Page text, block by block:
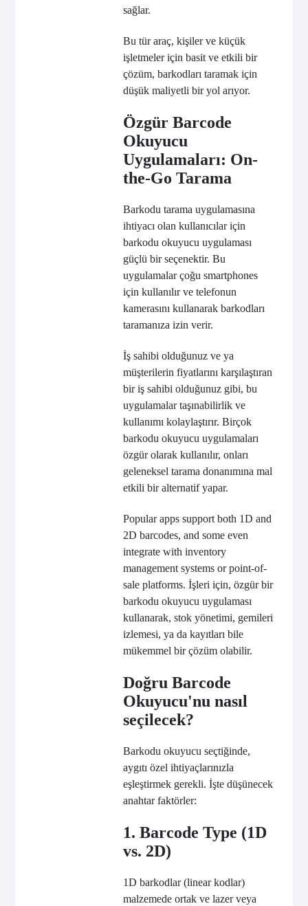
sağlar.
Bu tür araç, kişiler ve küçük
işletmeler için basit ve etkili bir
çözüm, barkodları taramak için
düşük maliyetli bir yol arıyor.
Özgür Barcode
Okuyucu
Uygulamaları: On-
the-Go Tarama
Barkodu tarama uygulamasına
ihtiyacı olan kullanıcılar için
barkodu okuyucu uygulaması
güçlü bir seçenektir. Bu
uygulamalar çoğu smartphones
için kullanılır ve telefonun
kamerasını kullanarak barkodları
taramanıza izin verir.
İş sahibi olduğunuz ve ya
müşterilerin fiyatlarını karşılaştıran
bir iş sahibi olduğunuz gibi, bu
uygulamalar taşınabilirlik ve
kullanımı kolaylaştırır. Birçok
barkodu okuyucu uygulamaları
özgür olarak kullanılır, onları
geleneksel tarama donanımına mal
etkili bir alternatif yapar.
Popular apps support both 1D and
2D barcodes, and some even
integrate with inventory
management systems or point-of-
sale platforms. İşleri için, özgür bir
barkodu okuyucu uygulaması
kullanarak, stok yönetimi, gemileri
izlemesi, ya da kayıtları bile
mükemmel bir çözüm olabilir.
Doğru Barcode
Okuyucu'nu nasıl
seçilecek?
Barkodu okuyucu seçtiğinde,
aygıtı özel ihtiyaçlarınızla
eşleştirmek gerekli. İşte düşünecek
anahtar faktörler:
1. Barcode Type (1D
vs. 2D)
1D barkodlar (linear kodlar)
malzemede ortak ve lazer veya